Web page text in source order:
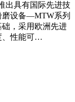
出具有国际先进技
磨设备—MTW系列
，采用欧洲先进
、性能可…